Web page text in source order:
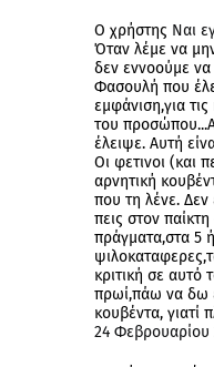
Ο χρήστης Ναι
Όταν λέμε να
δεν εννοούμε να
Φασουλή που
εμφάνιση,για
του
έλειψε. Αυτή
Οι φετινοι (και
αρνητική
που τη λένε. Δεν
πεις στον
πράγματα,στα 5
κριτική σε αυτό
πρωί,πάω να δω
κουβέντα, γιατί
24 Φεβρουαρίου